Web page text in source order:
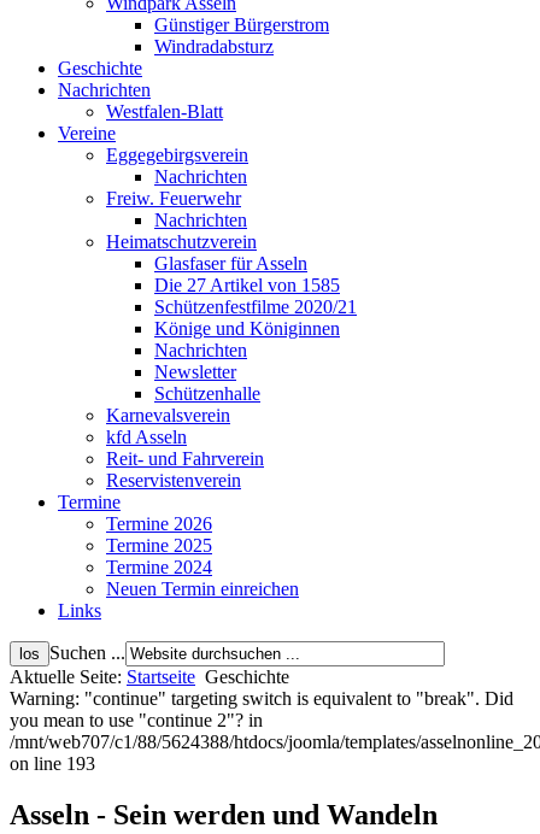
Günstiger Bürgerstrom
Windradabsturz
Geschichte
Nachrichten
Westfalen-Blatt
Vereine
Eggegebirgsverein
Nachrichten
Freiw. Feuerwehr
Nachrichten
Heimatschutzverein
Glasfaser für Asseln
Die 27 Artikel von 1585
Schützenfestfilme 2020/21
Könige und Königinnen
Nachrichten
Newsletter
Schützenhalle
Karnevalsverein
kfd Asseln
Reit- und Fahrverein
Reservistenverein
Termine
Termine 2026
Termine 2025
Termine 2024
Neuen Termin einreichen
Links
Suchen ...
Aktuelle Seite: Startseite Geschichte
Warning: "continue" targeting switch is equivalent to "break". Did
you mean to use "continue 2"? in
/mnt/web707/c1/88/5624388/htdocs/joomla/templates/
on line 193
Asseln - Sein werden und Wandeln